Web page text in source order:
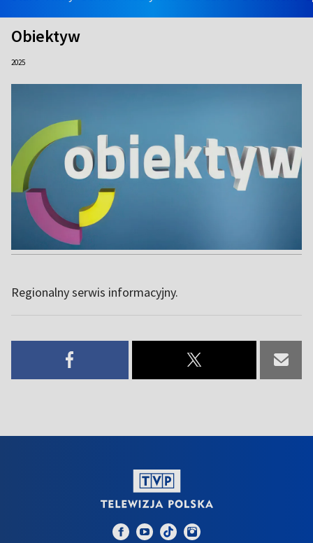
Obiektyw
2025
Regionalny serwis informacyjny.